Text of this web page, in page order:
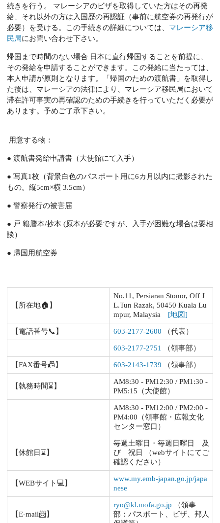
続きを行う。 マレーシアのビザを取得していた方はその再発
給、それ以外の方は入国歴の再認証（事前に航空券の再発行が
必要）を受ける。この手続きの詳細については、 マレーシア移
民局にお問い合わせ下さい。
帰国まで時間のない場合 日本に直行帰国することを前提に、
その発給を申請することができます。この発給に当たっては、
本人申請が原則となります。「帰国のための渡航書」を取得し
た後は、マレーシアの法律により、マレーシア移民局において
滞在許可事実の再確認のための手続きを行っていただく必要が
あります。予めご了承下さい。
用意する物：
● 渡航書発給申請書（大使館にて入手）
● 写真1枚（背景白色のパスポート用に6カ月以内に撮影された
もの。縦5cm×横 3.5cm）
● 警察発行の被害届
● 戸 籍謄本/抄本 (原本が必要ですが、入手が困難な場合は要相
談）
● 帰国用航空券
【所在地🏠】
No.11, Persiaran Stonor, Off J
L.Tun Razak, 50450 Kuala Lu
mpur, Malaysia [地図]
【電話番号📞】 603-2177-2600 （代表）
603-2177-2751 （領事部）
【FAX番号📠】 603-2143-1739 （領事部）
【執務時間⌛】
AM8:30 - PM12:30 / PM1:30 -
PM5:15（大使館）
AM8:30 - PM12:00 / PM2:00 -
PM4:00（領事館・広報文化
センター窓口）
【休館日⌛】
毎週土曜日・毎週日曜日 及
び 祝日 （webサイトにてご
確認ください）
【WEBサイト💻】
www.my.emb-japan.go.jp/japa
nese
【E-mail📨】
ryo@kl.mofa.go.jp （領事
部：パスポート、ビザ、邦人